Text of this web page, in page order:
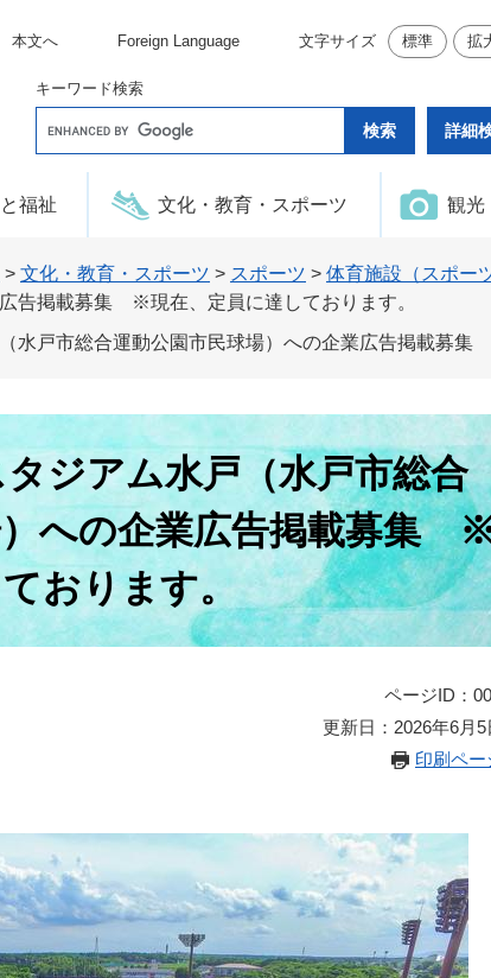
本文へ Foreign Language 文字サイズ 標準 拡
キーワード検索
o
e
タ
ム
検
詳細
福祉 文化・教育・スポーツ 観光
> 文化・教育・スポーツ > スポーツ > 体育施設（スポー
告掲載募集 ※現在、定員に達しております。
水戸市総合運動公園市民球場）への企業広告掲載募
ジアム水戸（水戸市総合
）への企業広告掲載募集
おります。
ページID：
更新日：2026年6月
印刷ペー